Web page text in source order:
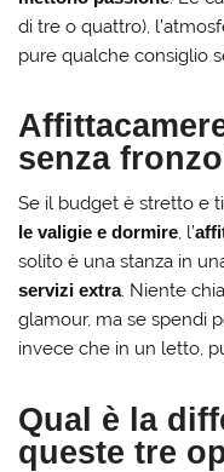
di tre o quattro),
pure qualche consiglio
senza
Se il budget è stretto e
le valigie e dormire, l’
solito è una stanza in
servizi extra. Niente
glamour, ma se spendi
invece che in un letto,
Qual è la
queste tre